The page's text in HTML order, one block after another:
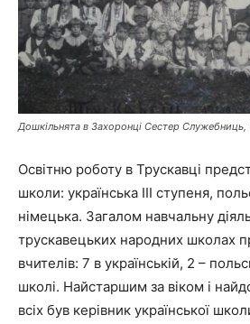
Дошкільнята в Захоронці Сестер Служебниць,
Освітню роботу в Трускавці
школи: українська ІІІ ступеня,
німецька. Загалом навчальну
трускавецьких народних школах
вчителів: 7 в українській, 2 –
школі. Найстаршим за віком і
всіх був керівник української